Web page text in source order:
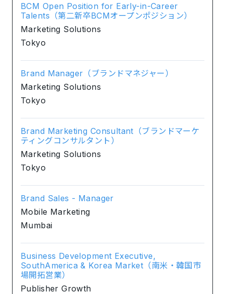
BCM Open Position for Early-in-Career
Talents（第二新卒BCMオープンポジション）
Marketing Solutions
Tokyo
Brand Manager（ブランドマネジャー）
Marketing Solutions
Tokyo
Brand Marketing Consultant（ブランドマーケ
ティングコンサルタント）
Marketing Solutions
Tokyo
Brand Sales - Manager
Mobile Marketing
Mumbai
Business Development Executive,
SouthAmerica & Korea Market（南米・韓国市
場開拓営業）
Publisher Growth